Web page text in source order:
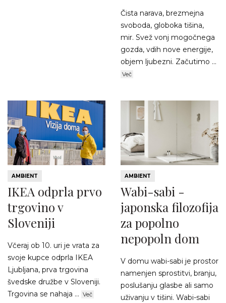
Čista narava, brezmejna
svoboda, globoka tišina,
mir. Svež vonj mogočnega
gozda, vdih nove energije,
objem ljubezni. Začutimo ...
Več
AMBIENT
IKEA odprla prvo
trgovino v
Sloveniji
Včeraj ob 10. uri je vrata za
svoje kupce odprla IKEA
Ljubljana, prva trgovina
švedske družbe v Sloveniji.
Trgovina se nahaja ... Več
AMBIENT
Wabi-sabi -
japonska filozofija
za popolno
nepopoln dom
V domu wabi-sabi je prostor
namenjen sprostitvi, branju,
poslušanju glasbe ali samo
uživanju v tišini. Wabi-sabi